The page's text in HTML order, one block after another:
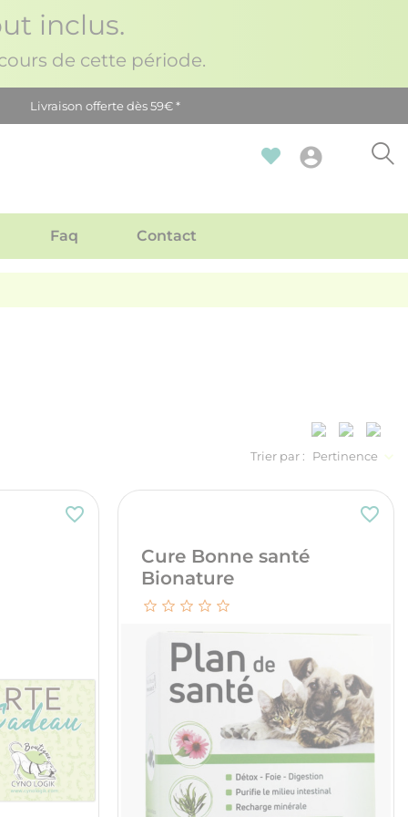
inclus.
de cette période.
Livraison offerte dès 59€ *
Faq Contact
account_circle
Trier par : Pertinence
favorite_border
Cure Bonne santé
Bionature
favorite_border